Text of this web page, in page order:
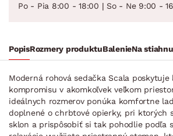
Po - Pia 8:00 - 18:00 | So - Ne 9:00 -
PopisRozmery produktuBalenieNa
Moderná rohová sedačka Scala
kompromisu v akomkoľvek veľkom
ideálnych rozmerov ponúka komfortne
doplnené o chrbtové opierky, pri ktorých
sklon a prispôsobiť si tak pohodlie podľa